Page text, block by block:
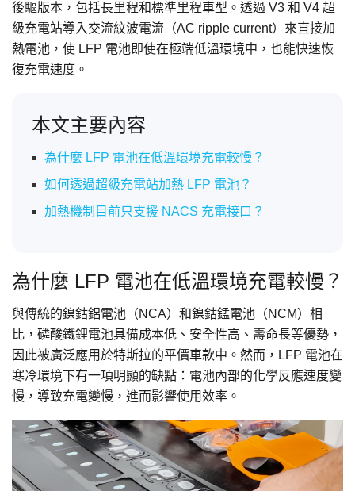
後驅版本，包括長里程和標準里程車型。透過 V3 和 V4 超
級充電站導入交流紋波電流（AC ripple current）來直接加
熱電池，使 LFP 電池即使在極端低溫環境中，也能快速恢
復充電速度。
本文主要內容
為什麼 LFP 電池在低溫環境充電較慢？
如何透過超級充電站加熱 LFP 電池？
加熱機制目前只支援 NACS 充電接口？
為什麼 LFP 電池在低溫環境充電較慢？
與傳統的鎳鈷鋁電池（NCA）和鎳鈷錳電池（NCM）相
比，磷酸鐵鋰電池具備成本低、安全性高、壽命長等優勢，
因此被廣泛應用於特斯拉的平價車款中。然而，LFP 電池在
寒冷環境下有一項明顯的缺點：電池內部的化學反應速度變
慢，導致充電變慢，進而影響使用效率。